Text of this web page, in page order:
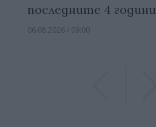
последните 4 години
06.08.2026 / 09:00